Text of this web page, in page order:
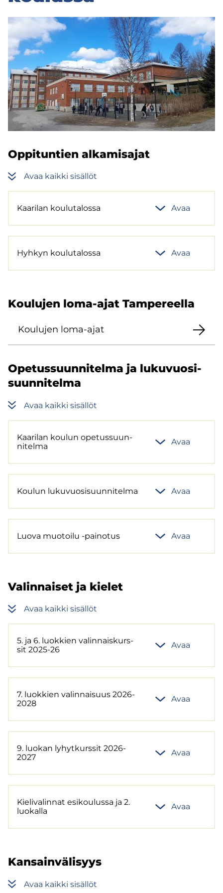
Op­pi­tun­tien al­ka­mi­sa­jat
Avaa kaik­ki si­säl­löt
Kaa­ri­lan kou­lu­ta­los­sa Avaa
Hyh­kyn kou­lu­ta­los­sa Avaa
Kou­lu­jen loma-​ajat Tam­pe­reel­la
Kou­lu­jen loma-​ajat
Ope­tus­suun­ni­tel­ma ja lu­ku­vuo­si­
suun­ni­tel­ma
Avaa kaik­ki si­säl­löt
Kaa­ri­lan kou­lun ope­tus­suun­
ni­tel­ma
Avaa
Kou­lun lu­ku­vuo­si­suun­ni­tel­ma Avaa
Luova muo­toi­lu -​painotus Avaa
Va­lin­nai­set ja kie­let
Avaa kaik­ki si­säl­löt
5. ja 6. luok­kien va­lin­nais­kurs­
sit 2025-26
Avaa
7. luok­kien va­lin­nai­suus 2026-
2028
Avaa
9. luo­kan ly­hyt­kurs­sit 2026-
2027
Avaa
Kie­li­va­lin­nat esi­kou­lus­sa ja 2.
luo­kal­la
Avaa
Kan­sain­vä­li­syys
Avaa kaik­ki si­säl­löt